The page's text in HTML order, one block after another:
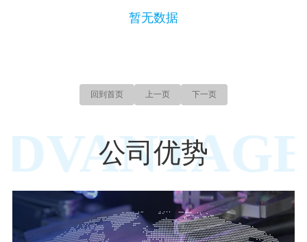
暂无数据
回到首页 上一页 下一页
公司优势